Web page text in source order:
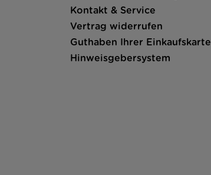
Kontakt & Service
Vertrag widerrufen
Guthaben Ihrer Einkaufskarte
Hinweisgebersystem